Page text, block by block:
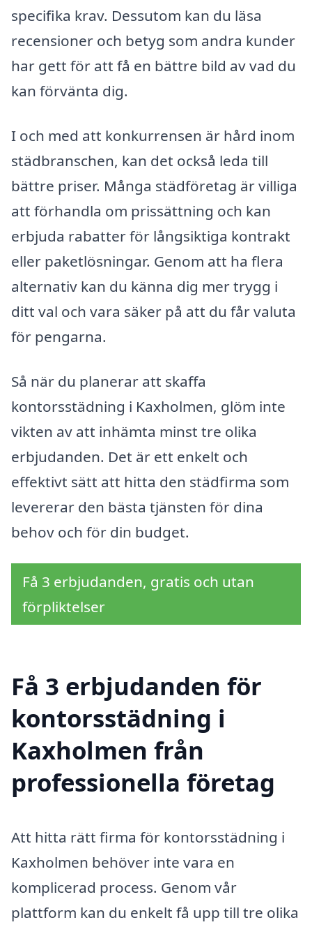
specifika krav. Dessutom kan du läsa
recensioner och betyg som andra kunder
har gett för att få en bättre bild av vad du
kan förvänta dig.
I och med att konkurrensen är hård inom
städbranschen, kan det också leda till
bättre priser. Många städföretag är villiga
att förhandla om prissättning och kan
erbjuda rabatter för långsiktiga kontrakt
eller paketlösningar. Genom att ha flera
alternativ kan du känna dig mer trygg i
ditt val och vara säker på att du får valuta
för pengarna.
Så när du planerar att skaffa
kontorsstädning i Kaxholmen, glöm inte
vikten av att inhämta minst tre olika
erbjudanden. Det är ett enkelt och
effektivt sätt att hitta den städfirma som
levererar den bästa tjänsten för dina
behov och för din budget.
Få 3 erbjudanden, gratis och utan
förpliktelser
Få 3 erbjudanden för
kontorsstädning i
Kaxholmen från
professionella företag
Att hitta rätt firma för kontorsstädning i
Kaxholmen behöver inte vara en
komplicerad process. Genom vår
plattform kan du enkelt få upp till tre olika